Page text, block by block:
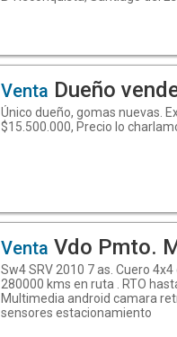
en
en Instagram.com/
Facebook: Mallorca Automóviles
Venta Dueño
Único dueño, gomas nuevas.
$15.500.000, Precio lo
Venta Vdo Pmto.
Sw4 SRV 2010 7 as. Cuero
280000 kms en ruta . RTO
Multimedia android camara
sensores estacionamiento